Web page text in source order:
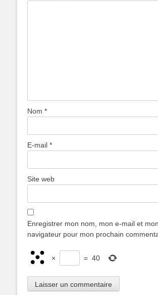
Nom *
E-mail *
Site web
Enregistrer mon nom, mon e-mail et
navigateur pour mon prochain
× = 40